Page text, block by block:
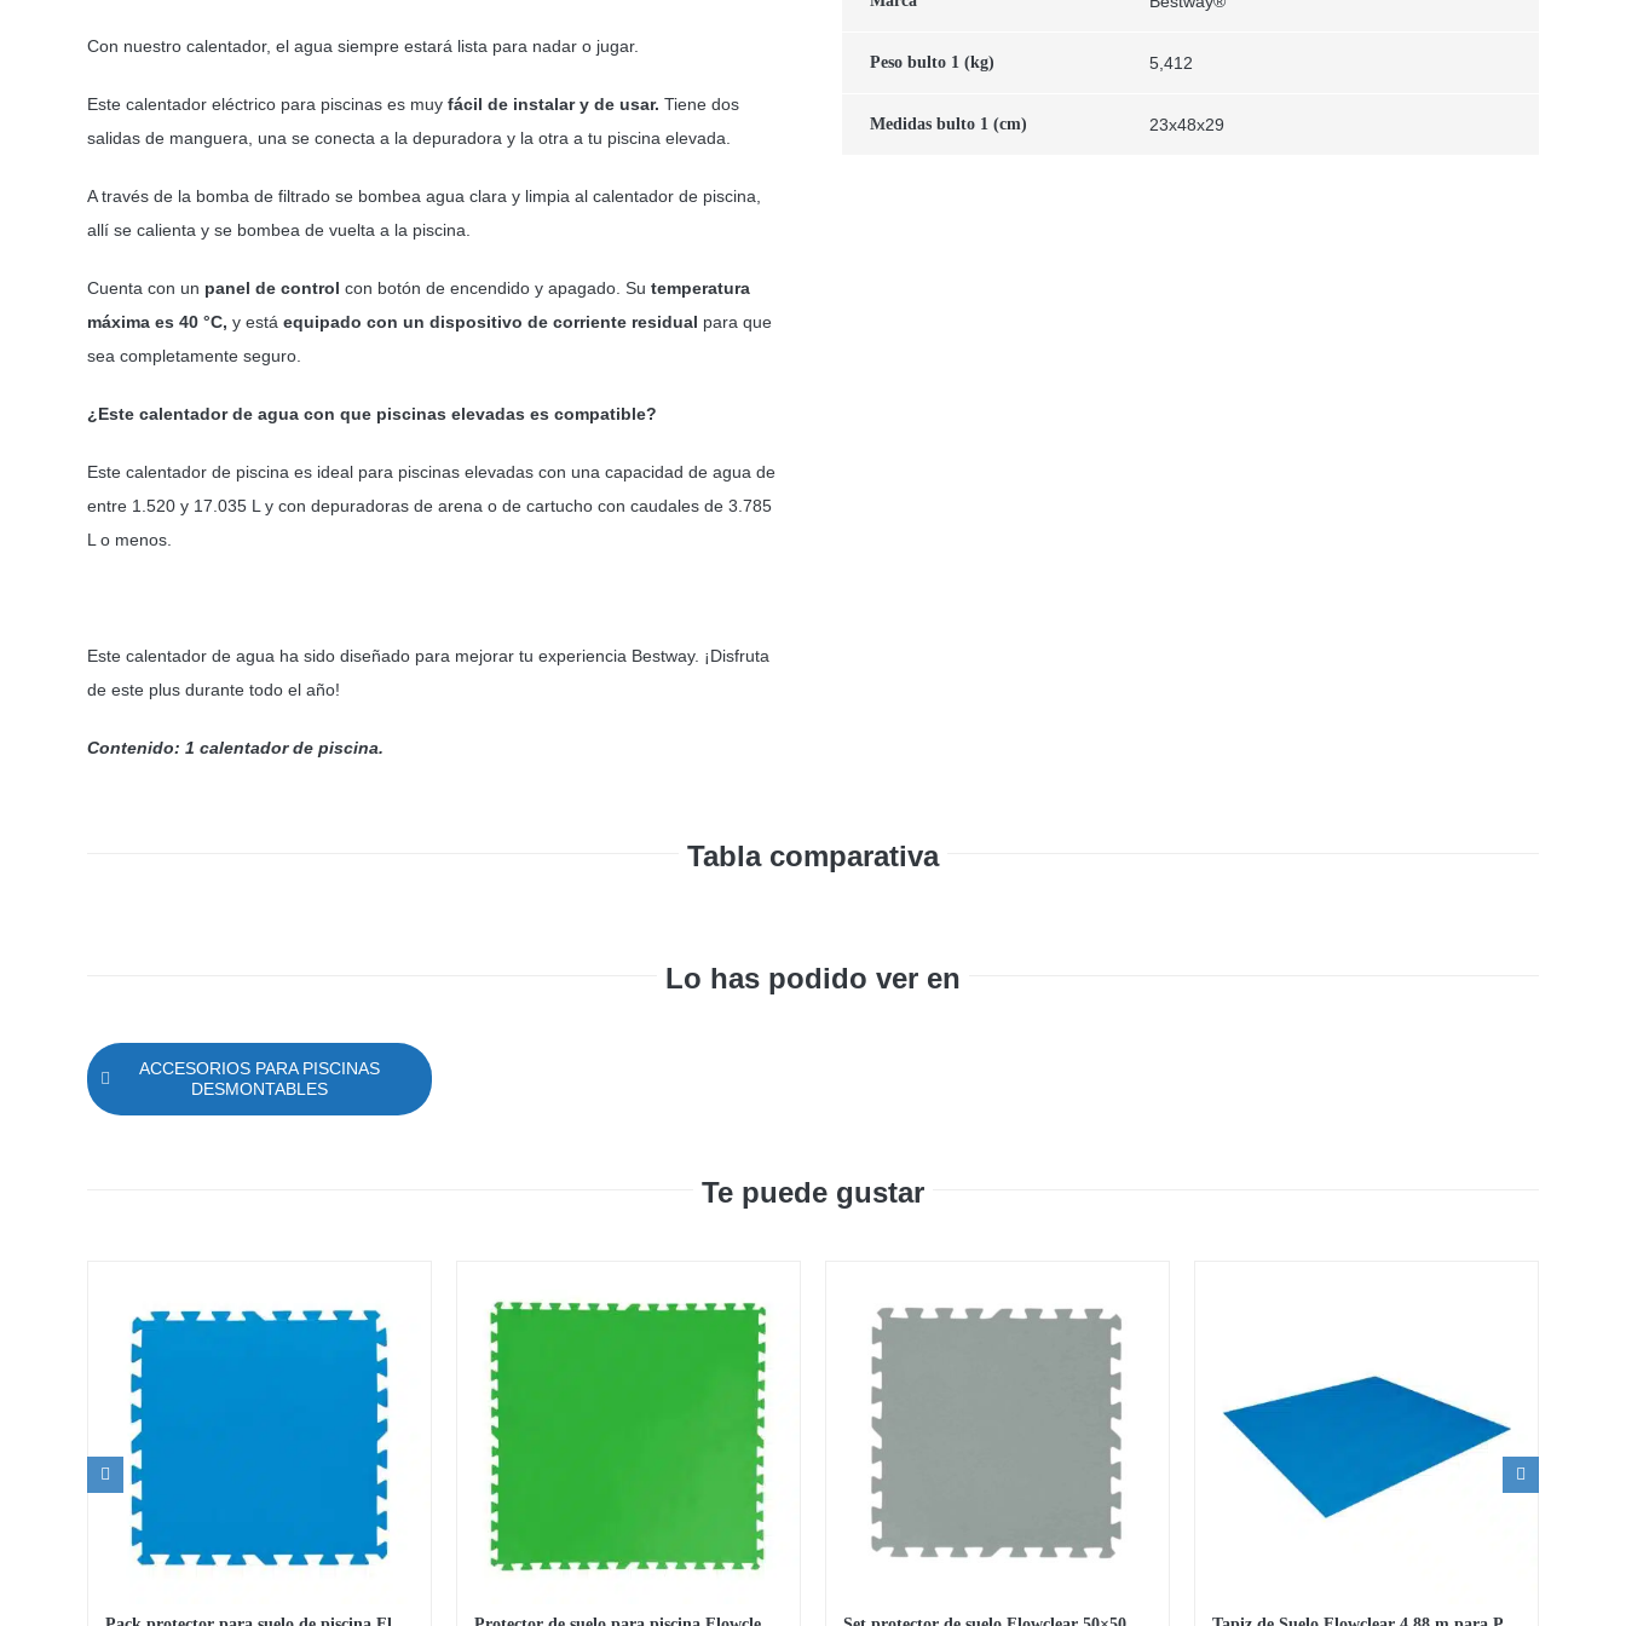
Con nuestro calentador, el agua siempre estará lista para nadar o jugar.
Este calentador eléctrico para piscinas es muy fácil de instalar y de usar. Tiene dos
salidas de manguera, una se conecta a la depuradora y la otra a tu piscina elevada.
A través de la bomba de filtrado se bombea agua clara y limpia al calentador de piscina,
allí se calienta y se bombea de vuelta a la piscina.
Cuenta con un panel de control con botón de encendido y apagado. Su temperatura
máxima es 40 °C, y está equipado con un dispositivo de corriente residual para que
sea completamente seguro.
¿Este calentador de agua con que piscinas elevadas es compatible?
Este calentador de piscina es ideal para piscinas elevadas con una capacidad de agua de
entre 1.520 y 17.035 L y con depuradoras de arena o de cartucho con caudales de 3.785
L o menos.
Este calentador de agua ha sido diseñado para mejorar tu experiencia Bestway. ¡Disfruta
de este plus durante todo el año!
Contenido: 1 calentador de piscina.
Peso bulto 1 (kg) 5,412
Medidas bulto 1 (cm) 23x48x29
Tabla comparativa
Lo has podido ver en
ACCESORIOS PARA PISCINAS
DESMONTABLES
Te puede gustar